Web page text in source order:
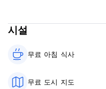
The hostel’s restaurant
prepared with regional
right. Combining comfort,
during your journey through
시설
무료 아침 식사‎
무료 도시 지도